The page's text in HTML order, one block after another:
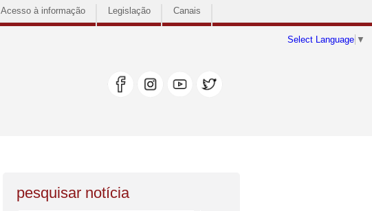
Acesso à informação Legislação Canais
Select Language ▼
pesquisar notícia